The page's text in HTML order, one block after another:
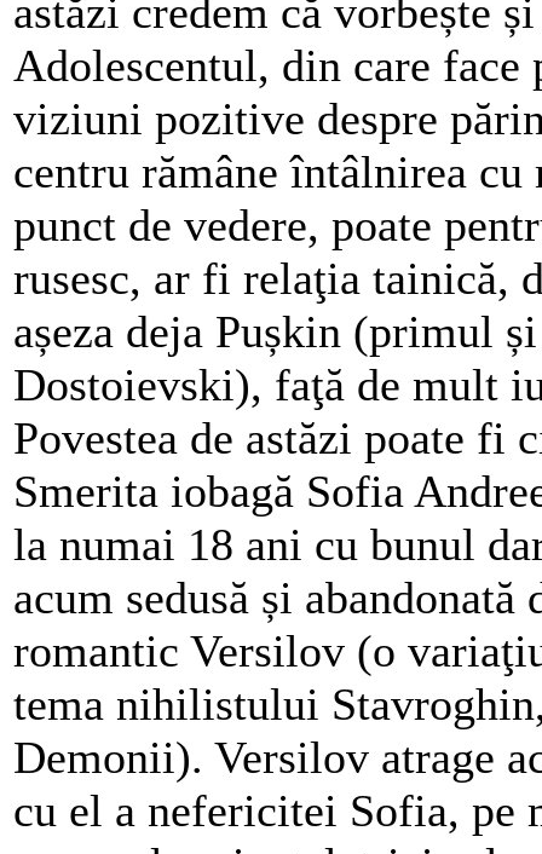
astăzi credem că vorbește
Adolescentul, din care
viziuni pozitive despre
centru rămâne întâlnirea
punct de vedere, poate
rusesc, ar fi relaţia tainică,
așeza deja Pușkin (primul
Dostoievski), faţă de mult
Povestea de astăzi poate fi
Smerita iobagă Sofia
la numai 18 ani cu bunul
acum sedusă și
romantic Versilov (o
tema nihilistului
Demonii). Versilov atrage
cu el a nefericitei Sofia, pe